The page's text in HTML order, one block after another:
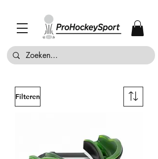
Filteren